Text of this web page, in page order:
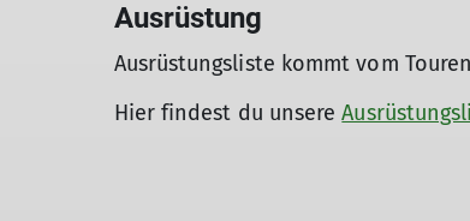
Ausrüstung
Ausrüstungsliste kommt vom
Hier findest du unsere